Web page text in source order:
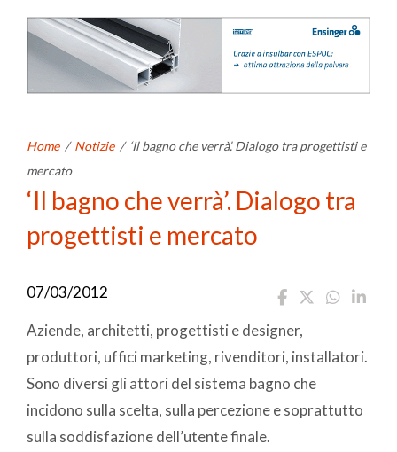
Home / Notizie / ‘Il bagno che verrà’. Dialogo tra progettisti e
mercato
‘Il bagno che verrà’. Dialogo tra
progettisti e mercato
07/03/2012
Aziende, architetti, progettisti e designer,
produttori, uffici marketing, rivenditori, installatori.
Sono diversi gli attori del sistema bagno che
incidono sulla scelta, sulla percezione e soprattutto
sulla soddisfazione dell’utente finale.